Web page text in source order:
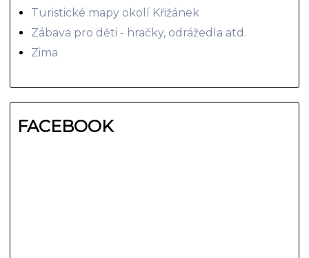
Turistické mapy okolí Křižánek
Zábava pro děti - hračky, odrážedla atd.
Zima
FACEBOOK